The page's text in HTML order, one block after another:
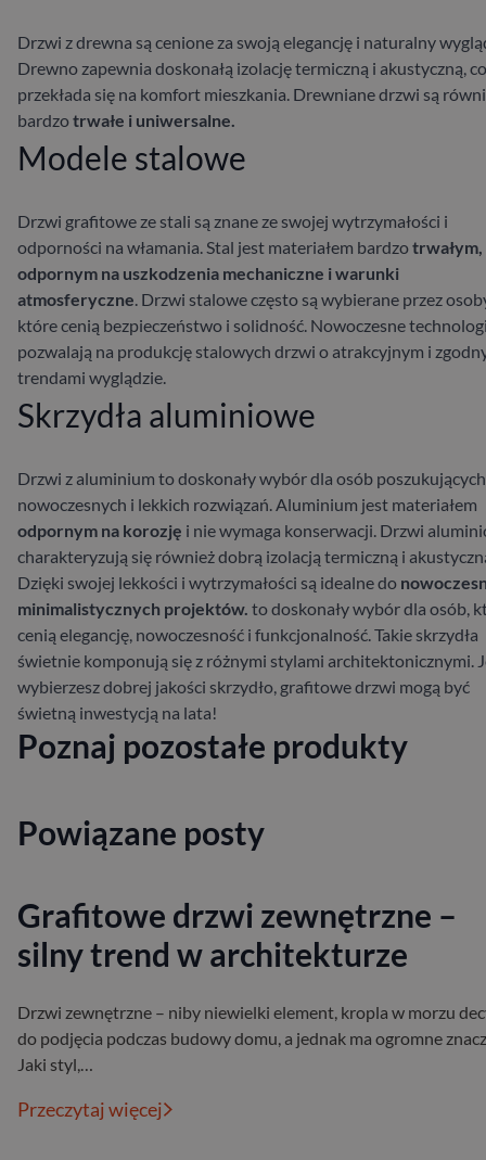
Drzwi z drewna są cenione za swoją elegancję i naturalny
Drewno zapewnia doskonałą izolację termiczną i akustyczną, co
przekłada się na komfort mieszkania. Drewniane drzwi są
bardzotrwałe i uniwersalne.
Modele stalowe
Drzwi grafitowe ze stali są znane ze swojej wytrzymałości i
odporności na włamania. Stal jest materiałem bardzotrwałym,
odpornym na uszkodzenia mechaniczne i warunki
atmosferyczne. Drzwi stalowe często są wybierane przez
które cenią bezpieczeństwo i solidność. Nowoczesne
pozwalają na produkcję stalowych drzwi o atrakcyjnym i
trendami wyglądzie.
Skrzydła aluminiowe
Drzwi z aluminium to doskonały wybór dla osób poszukujących
nowoczesnych i lekkich rozwiązań. Aluminium jest materiałem
odpornym na korozję i nie wymaga konserwacji. Drzwi
charakteryzują się również dobrą izolacją termiczną i
Dzięki swojej lekkości i wytrzymałości są idealne do
minimalistycznych projektów. to doskonały wybór dla osób,
cenią elegancję, nowoczesność i funkcjonalność. Takie skrzydła
świetnie komponują się z różnymi stylami architektonicznymi.
wybierzesz dobrej jakości skrzydło, grafitowe drzwi mogą być
świetną inwestycją na lata!
Poznaj pozostałe produkty
Powiązane posty
Grafitowe drzwi zewnętrzne –
silny trend w architekturze
Drzwi zewnętrzne – niby niewielki element, kropla w morzu
do podjęcia podczas budowy domu, a jednak ma ogromne
Jaki styl,…
Przeczytaj więcej